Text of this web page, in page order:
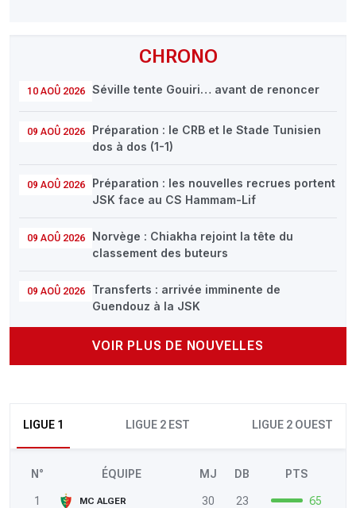
CHRONO
10 AOÛ 2026 Séville tente Gouiri… avant de renoncer
09 AOÛ 2026
Préparation : le CRB et le Stade Tunisien
dos à dos (1-1)
09 AOÛ 2026
Préparation : les nouvelles recrues portent
JSK face au CS Hammam-Lif
09 AOÛ 2026
Norvège : Chiakha rejoint la tête du
classement des buteurs
09 AOÛ 2026
Transferts : arrivée imminente de
Guendouz à la JSK
VOIR PLUS DE NOUVELLES
LIGUE 1 LIGUE 2 EST LIGUE 2 OUEST
N° ÉQUIPE MJ DB PTS
1 MC ALGER 30 23
65